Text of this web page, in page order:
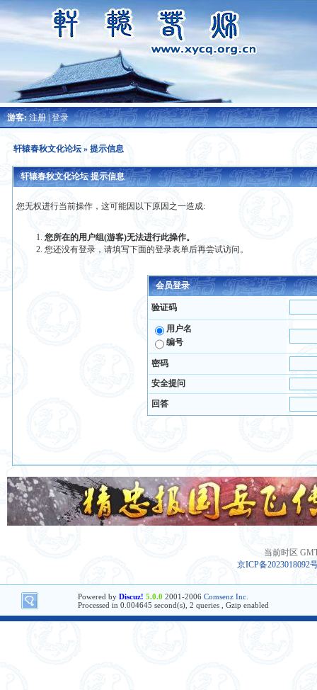
游客:注册|登录
轩辕春秋文化论坛» 提示信息
轩辕春秋文化论坛 提示信息
您无权进行当前操作，这可能因以下原因之一造成:
您所在的用户组(游客)无法进行此操作。
您还没有登录，请填写下面的登录表单后再尝试访问。
会员登录
验证码
用户名
编号
密码
安全提问
回答
当前时区
京ICP备2023018092
Powered by Discuz! 5.0.0 2001-2006 Comsenz Inc.
Processed in 0.004645 second(s), 2 queries , Gzip enabled